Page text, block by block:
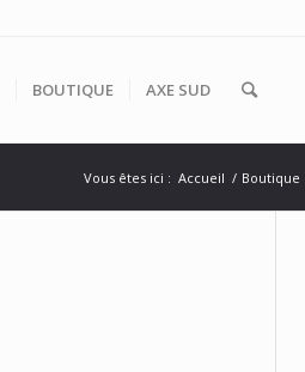
BOUTIQUE AXE SUD
Vous êtes ici : Accueil / Boutique